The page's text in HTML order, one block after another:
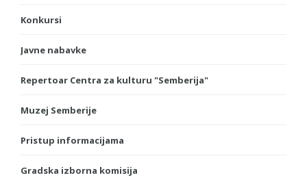
Konkursi
Javne nabavke
Repertoar Centra za kulturu "Semberija"
Muzej Semberije
Pristup informacijama
Gradska izborna komisija